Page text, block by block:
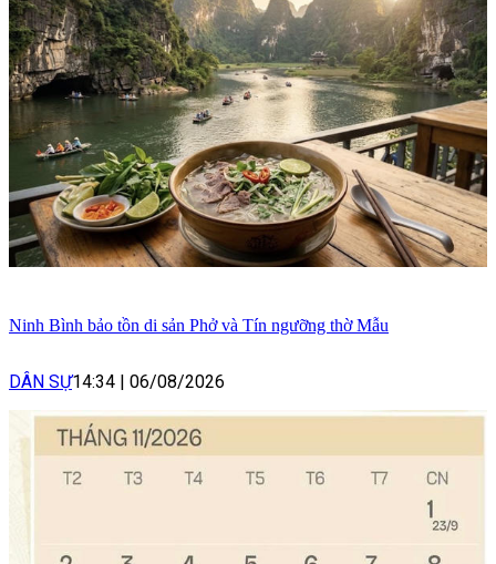
Ninh Bình bảo tồn di sản Phở và Tín ngưỡng thờ Mẫu
DÂN SỰ14:34 06/08/2026